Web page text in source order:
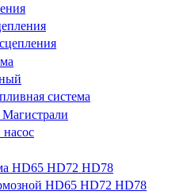
система
HD65 HD72 HD78
HD65 HD72 HD78